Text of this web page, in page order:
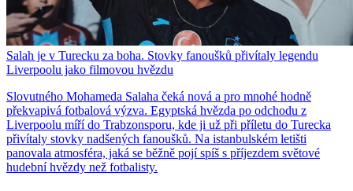
Salah je v Turecku za boha. Stovky fanoušků přivítaly legendu
Liverpoolu jako filmovou hvězdu
Slovutného Mohameda Salaha čeká nová a pro mnohé hodně
překvapivá fotbalová výzva. Egyptská hvězda po odchodu z
Liverpoolu míří do Trabzonsporu, kde ji už při příletu do Turecka
přivítaly stovky nadšených fanoušků. Na istanbulském letišti
panovala atmosféra, jaká se běžně pojí spíš s příjezdem světové
hudební hvězdy než fotbalisty.